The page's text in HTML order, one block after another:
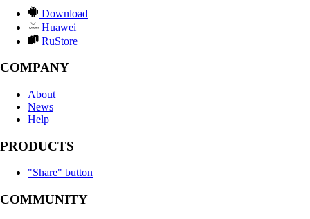
Download
Huawei
RuStore
COMPANY
About
News
Help
PRODUCTS
"Share" button
COMMUNITY